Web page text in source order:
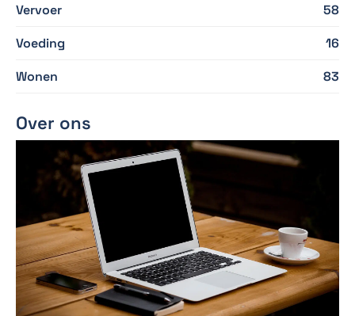
Vervoer
58
Voeding
16
Wonen
83
Over ons